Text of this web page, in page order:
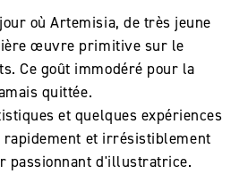
où Artemisia, de très jeune
œuvre primitive sur le
Ce goût immodéré pour la
quittée.
et quelques expériences
et irrésistiblement
passionnant d'illustratrice.